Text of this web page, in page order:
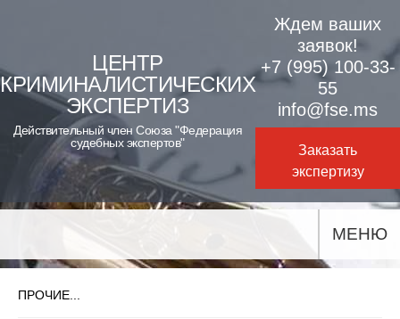
content
ЦЕНТР
КРИМИНАЛИСТИЧЕСКИХ
ЭКСПЕРТИЗ
Действительный член Союза "Федерация
судебных экспертов"
Ждем ваших
заявок!
+7 (995) 100-33-
55
info@fse.ms
Заказать
экспертизу
МЕНЮ
ПРОЧИЕ...